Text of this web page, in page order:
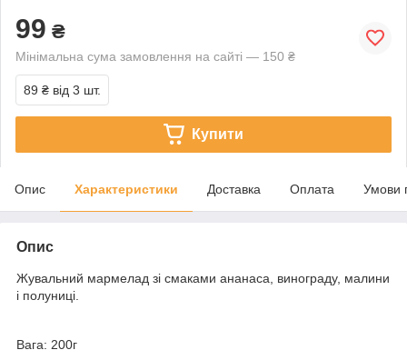
99 ₴
Мінімальна сума замовлення на сайті — 150 ₴
89 ₴ від 3 шт.
Купити
Опис Характеристики Доставка Оплата Умови
Опис
Жувальний мармелад зі смаками ананаса, винограду, малини
і полуниці.
Вага: 200г